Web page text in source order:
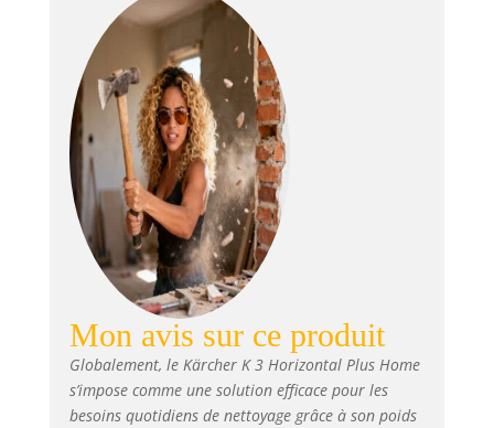
inclus : le nettoyeur de surface
T 1 et le détergent pour patio et
terrasse de Kärcher permettent
de nettoyer les surfaces telles
que les chemins ou les
terrasses sans éclaboussures
Livraison : nettoyeur haute
pression Kärcher K 3 Horizontal
Plus Home, pistolet et flexible
haute pression de 5 m, lance,
rotabuse, nettoyeur de surface
T 1, Détergent pour patio et
terrasse
Mon avis sur ce produit
Globalement, le Kärcher K 3 Horizontal Plus Home
s’impose comme une solution efficace pour les
besoins quotidiens de nettoyage grâce à son poids